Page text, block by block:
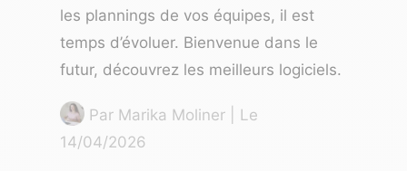
les plannings de vos équipes, il est
temps d’évoluer. Bienvenue dans le
futur, découvrez les meilleurs logiciels.
Par Marika Moliner | Le
14/04/2026